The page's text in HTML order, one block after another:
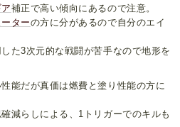
補正で高い傾向にあるので注意。
ターの方に分があるので自分のエイ
た3次元的な戦闘が苦手なので地形を
能だが真価は燃費と塗り性能の方に
減らしによる、1トリガーでのキルも